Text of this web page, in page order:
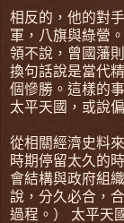
相反的，他的對
軍，八旗與綠營
領不說，曾國藩
換句話說是當代
個慘勝。這樣的
太平天國，或說
從相關經濟史料
時期停留太久的
會結構與政府組
說，分久必合，
過程。） 太平天